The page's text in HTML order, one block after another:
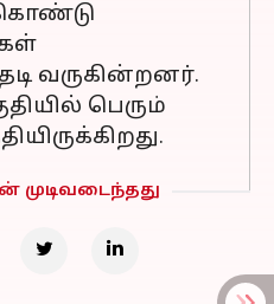
வருகின்றனர்.
பெரும்
முடிவடைந்தது